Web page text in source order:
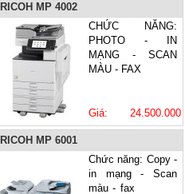
RICOH MP 4002
CHỨC NĂNG:
PHOTO - IN
MẠNG - SCAN
MÀU - FAX
Giá: 24.500.000
VNĐ
RICOH MP 6001
Chức năng: Copy -
in mạng - Scan
màu - fax